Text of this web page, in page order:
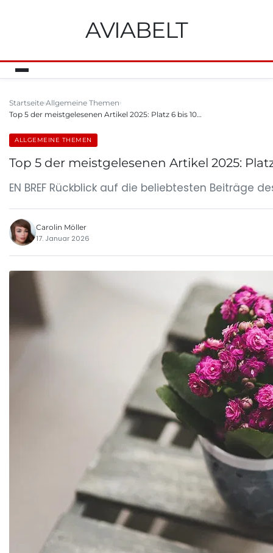
AVIABELT
Startseite Allgemeine Themen
Top 5 der meistgelesenen Artikel 2025: Platz 6 bis 10…
ALLGEMEINE THEMEN
Top 5 der meistgelesenen Artikel 2025:
EN BREF Rückblick auf die beliebtesten Beiträge
Carolin Möller
17. Januar 2026